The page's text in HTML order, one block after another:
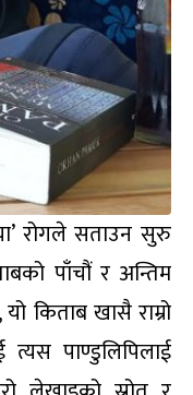
रोगले सताउन सुरु
पाँचौं र अन्तिम
किताब खासै राम्रो
पाण्डुलिपिलाई